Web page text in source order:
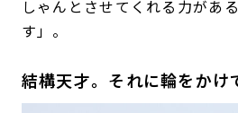
しゃんとさせてくれる力があ
す」。
結構天才。それに輪をかけ